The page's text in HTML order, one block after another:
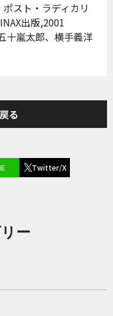
スト・ラディカリ
出版,2001
十嵐太郎、横手義洋
る
Twitter/X
ー